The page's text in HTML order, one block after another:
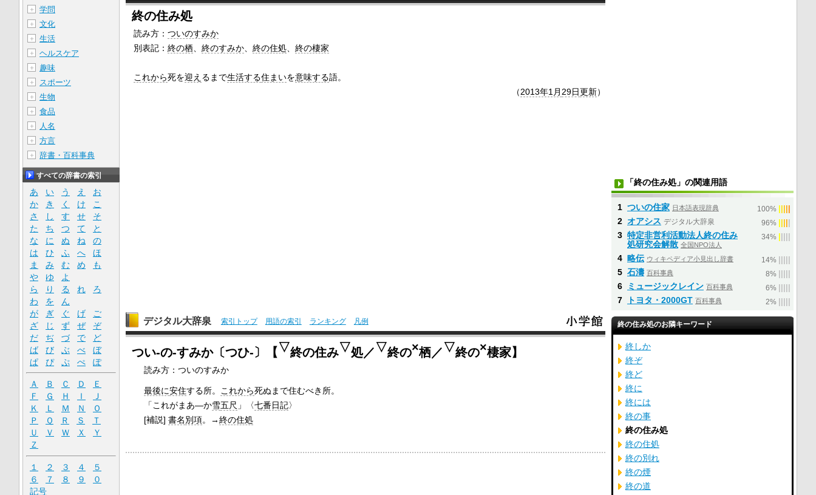
M
終の住み処
読み方： ついのすみか
別表記： 終の栖、 終のすみか、 終の住処、 終の棲家
これから死を迎え るまで生活する住まいを意味する語。
（2013年1月29日更新）
デジタル大辞泉 索引トップ 用語の索引 ランキング 凡例
つい‐の‐すみか〔つひ‐〕【 ▽終の住み▽処／▽終の×栖／▽終の×棲家】
読み方：ついのすみか
最後に安住する所。 これから死ぬまで住むべき所。
「これがまあ―か雪五尺 」〈七番日記〉
[補説]書名別項。→終の住処
＋ 学問
＋ 文化
＋ 生活
＋ ヘルスケア
＋ 趣味
＋ スポーツ
＋ 生物
＋ 食品
＋ 人名
＋ 方言
＋ 辞書・百科事典
すべての辞書の索引
あ い う え
お
か
き く け
こ
さ
し す せ
そ
た
ち つ て
と
な
に ぬ ね
の
は
ひ ふ へ
ほ
ま
み む め
も
や
ゆ
よ
ら
り る れ
ろ
わ
を
ん
が
ぎ ぐ げ
ご
ざ
じ ず ぜ
ぞ
だ
ぢ づ で
ど
ば
び ぶ べ
ぼ
ぱ
ぴ ぷ ぺ ぽ
Ａ Ｂ Ｃ Ｄ
Ｅ
Ｆ
Ｇ Ｈ Ｉ
Ｊ
Ｋ
Ｌ Ｍ Ｎ
Ｏ
Ｐ
Ｑ Ｒ Ｓ
Ｔ
Ｕ
Ｖ Ｗ Ｘ
Ｙ
Ｚ
１ ２ ３ ４
５
６
７ ８ ９
０
記号
「終の住み処」の関連用語
1 ついの住家 日本語表現辞典 100%
2 オアシス デジタル大辞泉 96%
3 特定非営利活動法人終の住み
処研究会解散 全国NPO法人
34%
4 略伝 ウィキペディア小見出し辞書 14%
5 石濤 百科事典 8%
6 ミュージックレイン 百科事典 6%
7 トヨタ・2000GT 百科事典 2%
終の住み処のお隣キーワード
終しか
終ぞ
終ど
終に
終には
終の事
終の住み処
終の住処
終の別れ
終の煙
終の道